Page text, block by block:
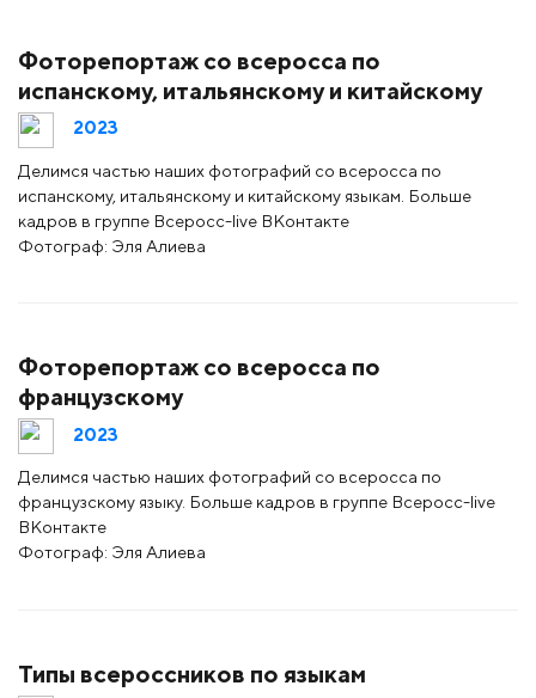
Фоторепортаж со всеросса по
испанскому, итальянскому и китайскому
2023
Делимся частью наших фотографий со всеросса по
испанскому, итальянскому и китайскому языкам. Больше
кадров в группе Всеросс-live ВКонтакте
Фотограф: Эля Алиева
Фоторепортаж со всеросса по
французскому
2023
Делимся частью наших фотографий со всеросса по
французскому языку. Больше кадров в группе Всеросс-live
ВКонтакте
Фотограф: Эля Алиева
Типы всероссников по языкам